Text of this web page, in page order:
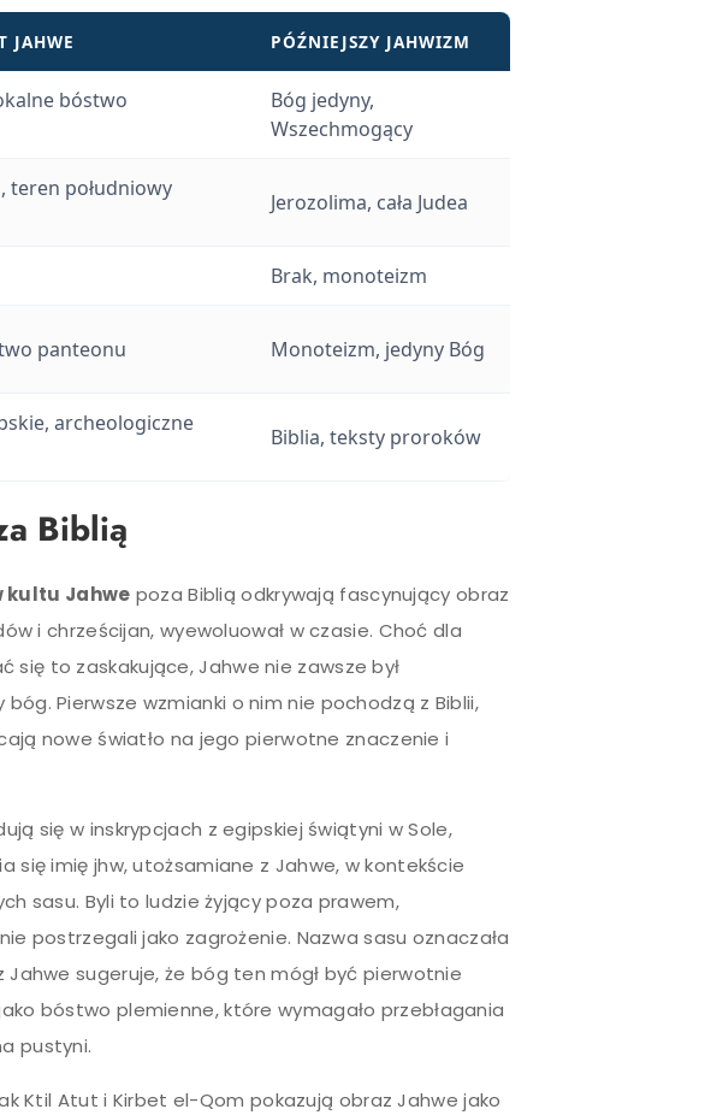
JAHWE PÓŹNIEJSZY JAHWIZM
bóstwo
Bóg jedyny,
Wszechmogący
teren południowy
Jerozolima, cała Judea
Brak, monoteizm
panteonu Monoteizm, jedyny Bóg
archeologiczne
Biblia, teksty proroków
Biblią
kultu Jahwe poza Biblią odkrywają fascynujący obraz
i chrześcijan, wyewoluował w czasie. Choć dla
się to zaskakujące, Jahwe nie zawsze był
Pierwsze wzmianki o nim nie pochodzą z Biblii,
nowe światło na jego pierwotne znaczenie i
się w inskrypcjach z egipskiej świątyni w Sole,
się imię jhw, utożsamiane z Jahwe, w kontekście
sasu. Byli to ludzie żyjący poza prawem,
postrzegali jako zagrożenie. Nazwa sasu oznaczała
Jahwe sugeruje, że bóg ten mógł być pierwotnie
bóstwo plemienne, które wymagało przebłagania
pustyni.
Ktil Atut i Kirbet el-Qom pokazują obraz Jahwe jako